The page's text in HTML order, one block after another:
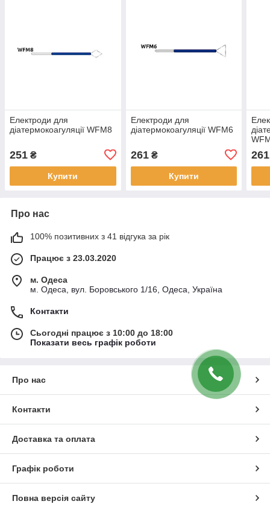
Електроди для
діатермокоагуляції WFM8
251 ₴
Купити
Електроди для
діатермокоагуляції WFM6
261₴
Купити
261
Про нас
100% позитивних з 41 відгука за рік
Працює з 23.03.2020
м. Одеса
м. Одеса, вул. Боровського 1/16, Одеса, Україна
Контакти
Сьогодні працює з 10:00 до 18:00
Показати весь графік роботи
Про нас
Контакти
Доставка та оплата
Графік роботи
Повна версія сайту